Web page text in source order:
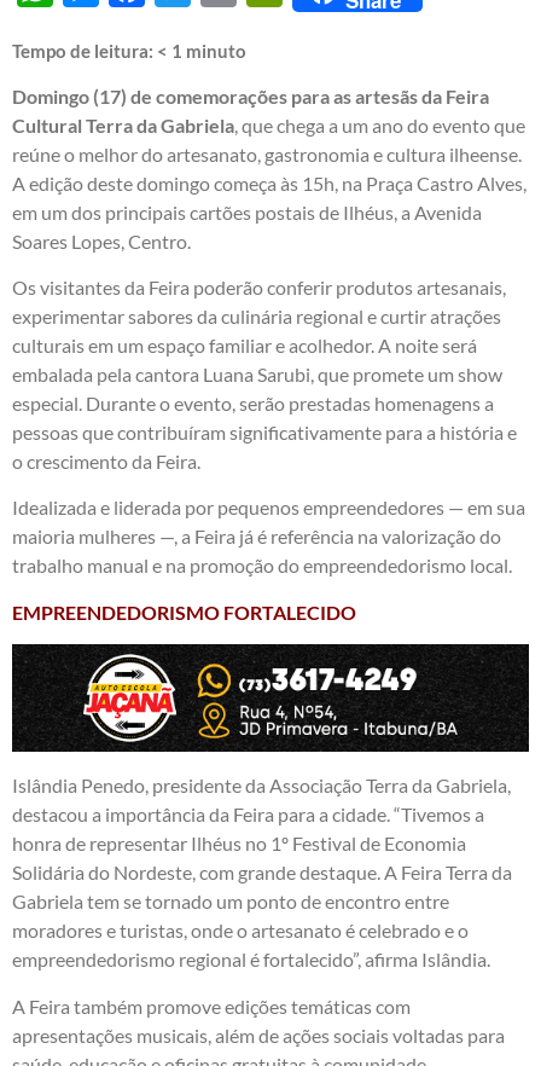
Tempo de leitura: < 1 minuto
Domingo (17) de comemorações para as artesãs da Feira
Cultural Terra da Gabriela , que chega a um ano do evento que
reúne o melhor do artesanato, gastronomia e cultura ilheense.
A edição deste domingo começa às 15h, na Praça Castro Alves,
em um dos principais cartões postais de Ilhéus, a Avenida
Soares Lopes, Centro.
Os visitantes da Feira poderão conferir produtos artesanais,
experimentar sabores da culinária regional e curtir atrações
culturais em um espaço familiar e acolhedor. A noite será
embalada pela cantora Luana Sarubi, que promete um show
especial. Durante o evento, serão prestadas homenagens a
pessoas que contribuíram significativamente para a história e
o crescimento da Feira.
Idealizada e liderada por pequenos empreendedores — em sua
maioria mulheres —, a Feira já é referência na valorização do
trabalho manual e na promoção do empreendedorismo local.
EMPREENDEDORISMO FORTALECIDO
Islândia Penedo, presidente da Associação Terra da Gabriela,
destacou a importância da Feira para a cidade. “Tivemos a
honra de representar Ilhéus no 1º Festival de Economia
Solidária do Nordeste, com grande destaque. A Feira Terra da
Gabriela tem se tornado um ponto de encontro entre
moradores e turistas, onde o artesanato é celebrado e o
empreendedorismo regional é fortalecido”, afirma Islândia.
A Feira também promove edições temáticas com
apresentações musicais, além de ações sociais voltadas para